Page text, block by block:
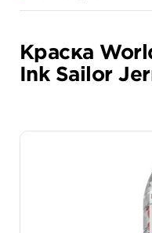
Краска
Ink Sailor